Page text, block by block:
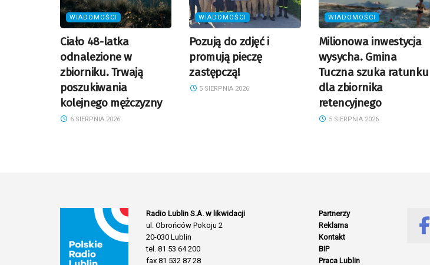
WIADOMOŚCI
Ciało 48-latka
odnalezione w
zbiorniku. Trwają
poszukiwania
kolejnego mężczyzny
6 SIERPNIA 2026
WIADOMOŚCI
Pozują do zdjęć i
promują pieczę
zastępczą!
5 SIERPNIA 2026
WIADOMOŚCI
Milionowa inwestycja
wysycha. Gmina
Tuczna szuka ratunku
dla zbiornika
retencyjnego
5 SIERPNIA 2026
Radio Lublin S.A. w likwidacji
ul. Obrońców Pokoju 2
20-030 Lublin
tel. 81 53 64 200
fax 81 532 87 28
Partnerzy
Reklama
Kontakt
BIP
Praca Lublin